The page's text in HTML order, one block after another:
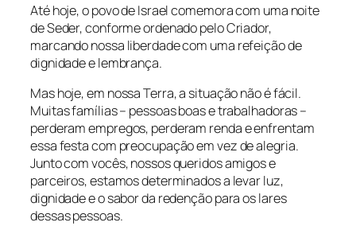
Até hoje, o povo de Israel comemora com uma noite
de Seder, conforme ordenado pelo Criador,
marcando nossa liberdade com uma refeição de
dignidade e lembrança.
Mas hoje, em nossa Terra, a situação não é fácil.
Muitas famílias – pessoas boas e trabalhadoras –
perderam empregos, perderam renda e enfrentam
essa festa com preocupação em vez de alegria.
Junto com vocês, nossos queridos amigos e
parceiros, estamos determinados a levar luz,
dignidade e o sabor da redenção para os lares
dessas pessoas.